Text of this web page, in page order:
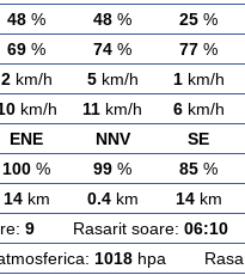
48 % 48 % 25 %
69 % 74 % 77 %
2km/h 5km/h 1km/h
km/h 11 km/h 6km/h
ENE NNV SE
100 % 99 % 85 %
14km 0.4km 14km
9Rasarit soare: 06:10
1018hpa